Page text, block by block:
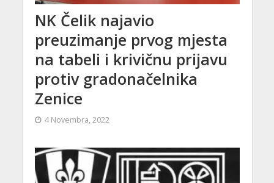
NK Čelik najavio
preuzimanje prvog mjesta
na tabeli i krivičnu prijavu
protiv gradonačelnika
Zenice
4 Novembra, 2022